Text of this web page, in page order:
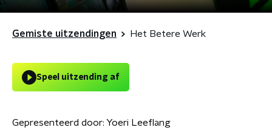
Gemiste uitzendingen Het Betere Werk
Speel uitzending af
Gepresenteerd door: Yoeri Leeflang